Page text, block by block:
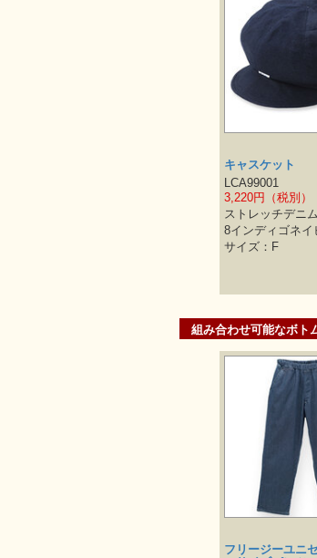
キャスケット
LCA99001
3,220円（税別）
ストレッチデニム
8インディゴネイ
サイズ：F
組み合わせ可能なボト
フリージーユニ